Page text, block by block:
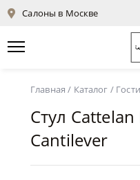
Салоны в Москве
Главная / Каталог /
Стул
Cantilever